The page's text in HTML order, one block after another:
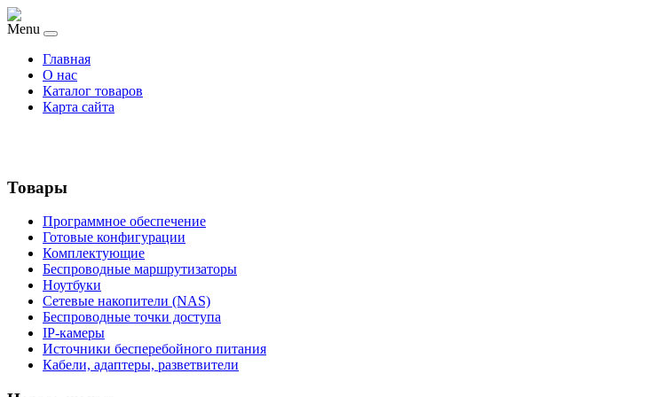
Menu
Главная
О нас
Каталог товаров
Карта сайта
Товары
Программное обеспечение
Готовые конфигурации
Комплектующие
Беспроводные маршрутизаторы
Ноутбуки
Сетевые накопители (NAS)
Беспроводные точки доступа
IP-камеры
Источники бесперебойного питания
Кабели, адаптеры, разветвители